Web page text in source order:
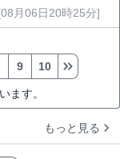
月06日20時25分]
ます。
9 10
もっと見る